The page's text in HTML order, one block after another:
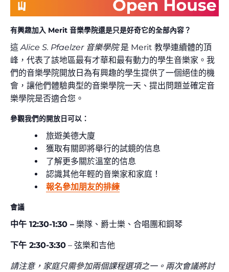
有興趣加入 Merit 音樂學院還是只是好奇它的全部內容？
這Alice S. Pfaelzer 音樂學院是 Merit 教學連續體的頂
峰，代表了該地區最有才華和最有動力的學生音樂家。我
們的音樂學院開放日為有興趣的學生提供了一個絕佳的機
會，讓他們體驗典型的音樂學院一天、提出問題並確定音
樂學院是否適合您。
參觀我們的開放日可以：
旅遊美德大廈
獲取有關即將舉行的試鏡的信息
了解更多關於溫室的信息
認識其他年輕的音樂家和家庭！
報名參加朋友的排練
會議
中午 12:30-1:30 – 樂隊、爵士樂、合唱團和鋼琴
下午 2:30-3:30 – 弦樂和吉他
請注意，家庭只需參加兩個課程選項之一。兩次會議將討